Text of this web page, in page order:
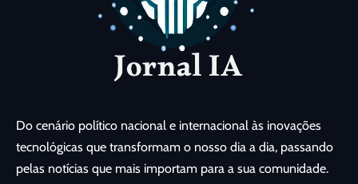
Do cenário político nacional e internacional às inovações
tecnológicas que transformam o nosso dia a dia, passando
pelas notícias que mais importam para a sua comunidade.